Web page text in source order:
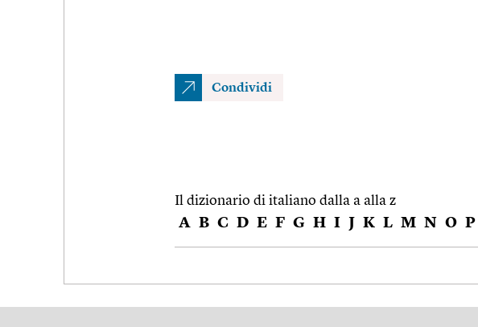
Condividi
Il dizionario di italiano dalla a alla z
A B C D E F G H I J K L M N O P